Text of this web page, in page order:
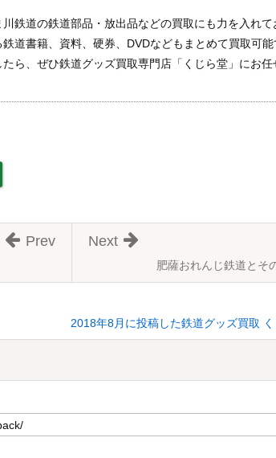
鉄道の鉄道部品・放出品などの買取にも力を入れて
道書籍、資料、硬券、DVDなどもまとめて買取可能
ら、ぜひ鉄道グッズ買取専門店「くじら堂」にお任
肥薩おれんじ鉄道とそ
Next
Prev
2018年8月に投稿した鉄道グッズ買取